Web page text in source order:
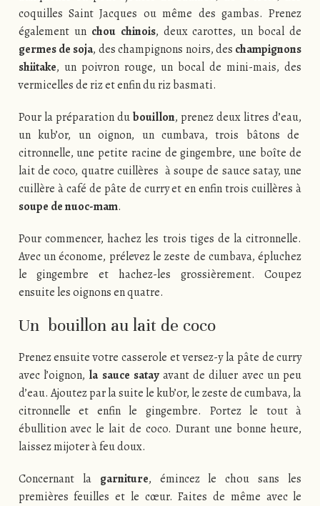
coquilles Saint Jacques ou même des gambas. Prenez
également un chou chinois, deux carottes, un bocal de
germes de soja, des champignons noirs, des champignons
shiitake, un poivron rouge, un bocal de mini-mais, des
vermicelles de riz et enfin du riz basmati.
Pour la préparation dubouillon, prenez deux litres d’eau,
un kub’or, un oignon, un cumbava, trois bâtons de
citronnelle, une petite racine de gingembre, une boîte de
lait de coco, quatre cuillères à soupe de sauce satay, une
cuillère à café de pâte de curry et en enfin trois cuillères à
soupe de nuoc-mam.
Pour commencer, hachez les trois tiges de la citronnelle.
Avec un économe, prélevez le zeste de cumbava, épluchez
le gingembre et hachez-les grossièrement. Coupez
ensuite les oignons en quatre.
Un bouillon au lait de coco
Prenez ensuite votre casserole et versez-y la pâte de curry
avec l’oignon, la sauce satayavant de diluer avec un peu
d’eau. Ajoutez par la suite le kub’or, le zeste de cumbava, la
citronnelle et enfin le gingembre. Portez le tout à
ébullition avec le lait de coco. Durant une bonne heure,
laissez mijoter à feu doux.
Concernant la garniture, émincez le chou sans les
premières feuilles et le cœur. Faites de même avec le